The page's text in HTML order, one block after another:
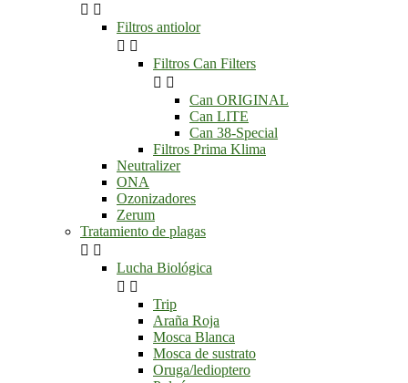
 
Filtros antiolor
 
Filtros Can Filters
 
Can ORIGINAL
Can LITE
Can 38-Special
Filtros Prima Klima
Neutralizer
ONA
Ozonizadores
Zerum
Tratamiento de plagas
 
Lucha Biológica
 
Trip
Araña Roja
Mosca Blanca
Mosca de sustrato
Oruga/ledioptero